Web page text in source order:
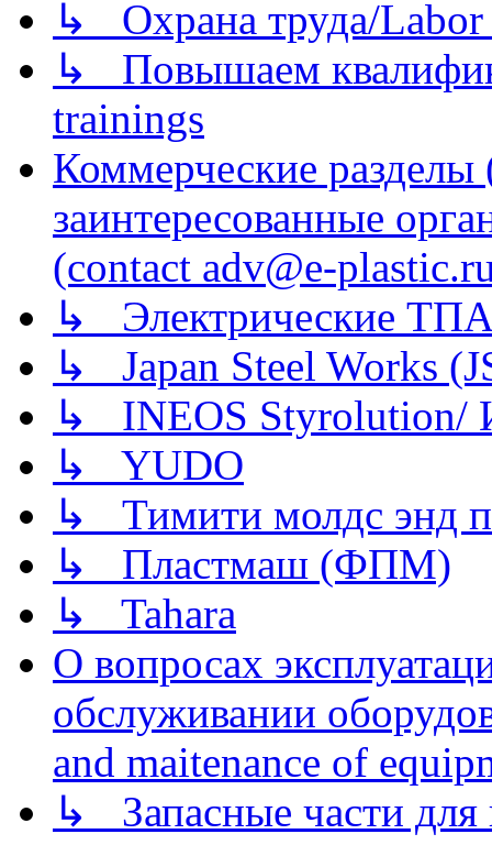
↳ Охрана труда/Labor
↳ Повышаем
trainings
Коммерческие
заинтересованные
(contact adv@e-
↳ Электрические
↳ Japan Steel Works
↳ INEOS
↳ YUDO
↳ Тимити молдс энд
↳ Пластмаш (ФПМ)
↳ Tahara
О вопросах
обслуживании
and maitenance of
↳ Запасные части для